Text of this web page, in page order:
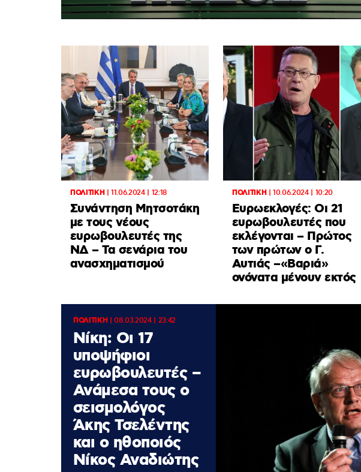
ΠΟΛΙΤΙΚΗ|11.06.2024 | 12:18
Συνάντηση Μητσοτάκη
με τους νέους
ευρωβουλευτές της
ΝΔ – Τα σενάρια του
ανασχηματισμού
ΠΟΛΙΤΙΚΗ|10.06.2024 | 10:20
Ευρωεκλογές: Οι 21
ευρωβουλευτές που
εκλέγονται – Πρώτος
των πρώτων ο Γ.
Αυτιάς –«Βαριά»
ονόνατα μένουν εκτός
ΠΟΛΙΤΙΚΗ|08.03.2024 | 23:42
Νίκη: Οι 17
υποψήφιοι
ευρωβουλευτές –
Ανάμεσα τους ο
σεισμολόγος
Άκης Τσελέντης
και ο ηθοποιός
Νίκος Αναδιώτης